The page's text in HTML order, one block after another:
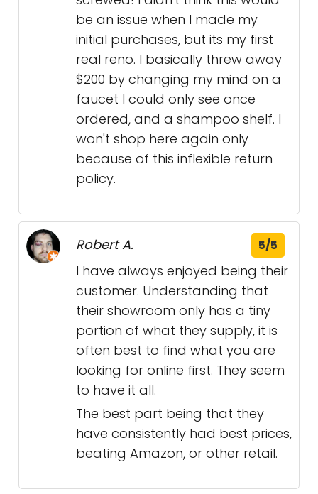
be an issue when I made my
initial purchases, but its my first
real reno. I basically threw away
$200 by changing my mind on a
faucet I could only see once
ordered, and a shampoo shelf. I
won't shop here again only
because of this inflexible return
policy.
Robert A. 5/5
I have always enjoyed being their
customer. Understanding that
their showroom only has a tiny
portion of what they supply, it is
often best to find what you are
looking for online first. They seem
to have it all.
The best part being that they
have consistently had best prices,
beating Amazon, or other retail.